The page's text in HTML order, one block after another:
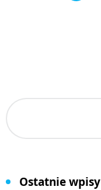
Ostatnie wpisy